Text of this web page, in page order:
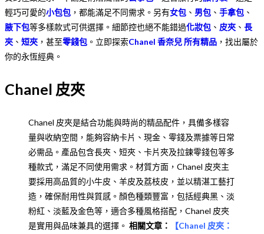
輕巧可愛的小包包 ，都能滿足不同需求。另有女包 、 男包 、 手拿包 、
腋下包等多樣款式可供選擇。細節控也絕不能錯過化妝包 、 皮夾 、 長
夾 、 短夾 ，甚至零錢包 。立即探索Chanel 香奈兒 所有精品 ，找出屬於
你的永恆經典。
Chanel 皮夾
Chanel 皮夾是結合功能與時尚的精品配件，具備多樣容
量與收納空間，能夠容納卡片、現金、零錢及票據等日常
必需品。產品包含長夾、短夾、卡片夾及拉鍊零錢包等多
種款式，滿足不同使用需求。材質方面，Chanel 皮夾主
要採用高品質的小牛皮、羊皮及荔枝皮，並以精湛工藝打
造，確保耐用性與質感。顏色種類豐富，包括經典黑、淡
粉紅、淡藍及金色等，適合多種風格搭配，Chanel 皮夾
是實用與品味兼具的選擇。 相關文章： 【Chanel 皮夾：